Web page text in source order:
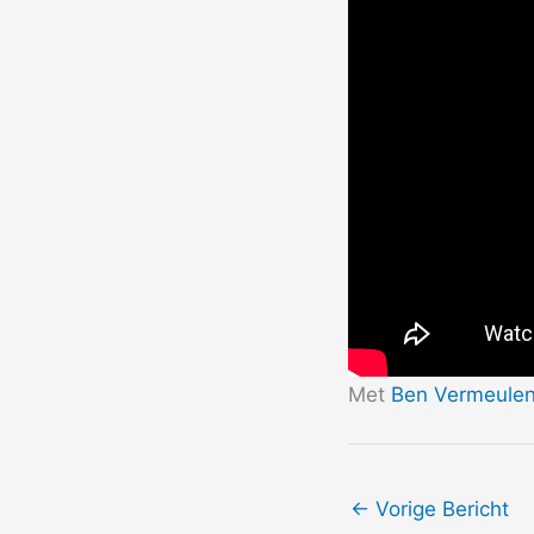
Met Ben
← Vorige Bericht